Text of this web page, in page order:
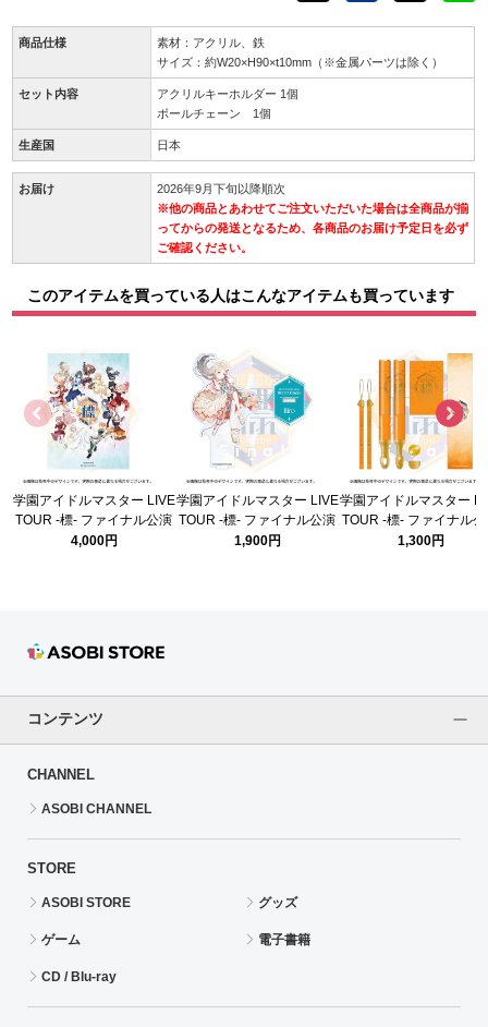
商品仕様
素材：アクリル、鉄
サイズ：約W20×H90×t10mm（※金属パーツは除く）
セット内容
アクリルキーホルダー 1個
ボールチェーン 1個
生産国 日本
お届け
2026年9月下旬以降順次
※他の商品とあわせてご注文いただいた場合は全商品が揃
ってからの発送となるため、各商品のお届け予定日を必ず
ご確認ください。
このアイテムを買っている人はこんなアイテムも買っています
学園アイドルマスター LIVE
TOUR -標- ファイナル公演
公式パンフレット
4,000円
学園アイドルマスター LIVE
TOUR -標- ファイナル公演
公式アクリルスタンド 【篠
1,900円
学園アイドルマスター
TOUR -標- ファイナル
公式コンサートライト
1,300円
コンテンツ
CHANNEL
ASOBI CHANNEL
STORE
ASOBI STORE グッズ
ゲーム 電子書籍
CD / Blu-ray